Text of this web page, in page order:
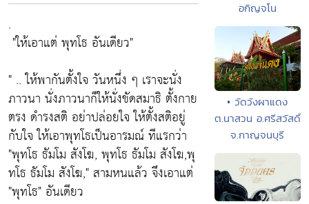
.
"ให้เอาแต่ พุทโธ อันเดียว"
" .. ให้พากันตั้งใจ วันหนึ่ง ๆ เราจะนั่ง
ภาวนา นั่งภาวนาก็ให้นั่งขัดสมาธิ ตั้งกาย
ตรง ดำรงสติ อย่าปล่อยใจ ให้ตั้งสติอยู่
กับใจ ให้เอาพุทโธเป็นอารมณ์ ทีแรกว่า
"พุทโธ ธัมโม สังโฆ, พุทโธ ธัมโม สังโฆ,พุ
ทโธ ธัมโม สังโฆ," สามหนแล้ว จึงเอาแต่
"พุทโธ" อันเดียว
อกิญจโน
• วัดวังผาแดง
ต.นาสวน อ.ศรีสวัสดิ์
จ.กาญจนบุรี